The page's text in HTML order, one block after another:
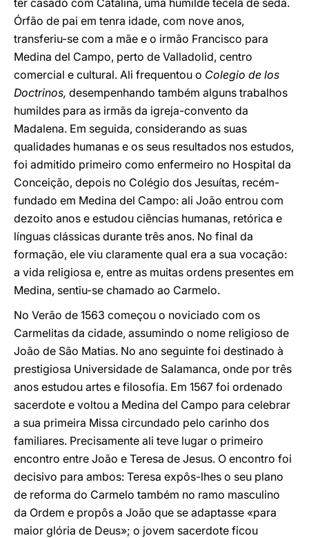
ter casado com Catalina, uma humilde tecelã de seda.
Órfão de pai em tenra idade, com nove anos,
transferiu-se com a mãe e o irmão Francisco para
Medina del Campo, perto de Valladolid, centro
comercial e cultural. Ali frequentou o Colegio de los
Doctrinos, desempenhando também alguns trabalhos
humildes para as irmãs da igreja-convento da
Madalena. Em seguida, considerando as suas
qualidades humanas e os seus resultados nos estudos,
foi admitido primeiro como enfermeiro no Hospital da
Conceição, depois no Colégio dos Jesuítas, recém-
fundado em Medina del Campo: ali João entrou com
dezoito anos e estudou ciências humanas, retórica e
línguas clássicas durante três anos. No final da
formação, ele viu claramente qual era a sua vocação:
a vida religiosa e, entre as muitas ordens presentes em
Medina, sentiu-se chamado ao Carmelo.
No Verão de 1563 começou o noviciado com os
Carmelitas da cidade, assumindo o nome religioso de
João de São Matias. No ano seguinte foi destinado à
prestigiosa Universidade de Salamanca, onde por três
anos estudou artes e filosofia. Em 1567 foi ordenado
sacerdote e voltou a Medina del Campo para celebrar
a sua primeira Missa circundado pelo carinho dos
familiares. Precisamente ali teve lugar o primeiro
encontro entre João e Teresa de Jesus. O encontro foi
decisivo para ambos: Teresa expôs-lhes o seu plano
de reforma do Carmelo também no ramo masculino
da Ordem e propôs a João que se adaptasse «para
maior glória de Deus»; o jovem sacerdote ficou